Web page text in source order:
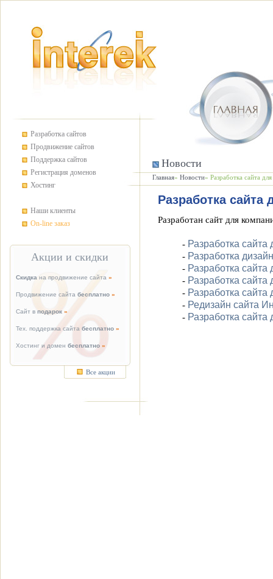
Разработка сайтов
Продвижение сайтов
Поддержка сайтов
Регистрация доменов
Хостинг
Наши клиенты
On-line заказ
Новости
Главная» Новости» Разработка сайта
Разработка
Разработан сайт для
- Разработка
- Разработка
- Разработка
- Разработка
- Разработка
- Редизайн сайта
- Разработка
Акции и скидки
Скидка на продвижение сайта »
Продвижение сайта бесплатно »
Сайт в подарок »
Тех. поддержка сайта бесплатно »
Хостинг и домен бесплатно »
Все акции